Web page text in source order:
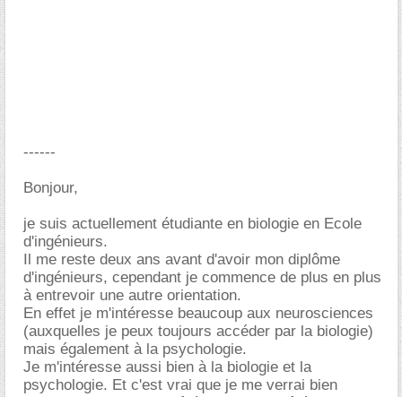
------
Bonjour,
je suis actuellement étudiante en biologie en Ecole
d'ingénieurs.
Il me reste deux ans avant d'avoir mon diplôme
d'ingénieurs, cependant je commence de plus en plus
à entrevoir une autre orientation.
En effet je m'intéresse beaucoup aux neurosciences
(auxquelles je peux toujours accéder par la biologie)
mais également à la psychologie.
Je m'intéresse aussi bien à la biologie et la
psychologie. Et c'est vrai que je me verrai bien